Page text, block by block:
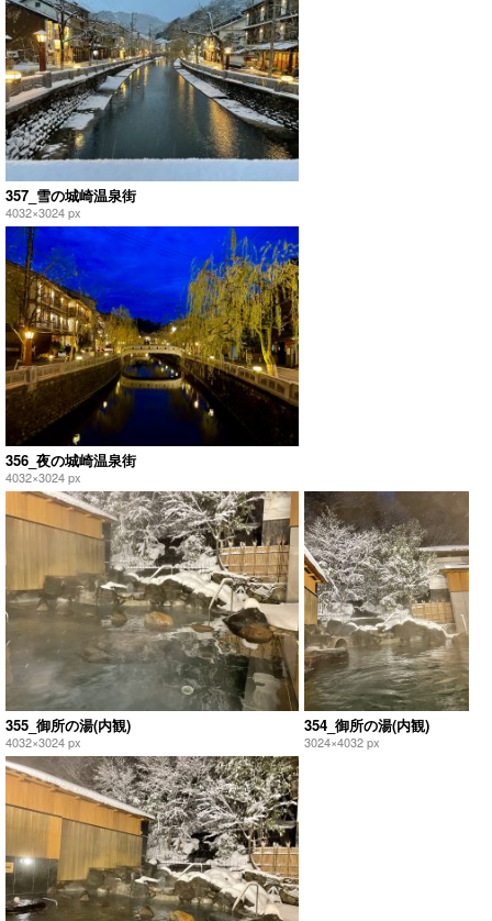
357_雪の城崎温泉街
4032×3024 px
356_夜の城崎温泉街
4032×3024 px
355_御所の湯(内観)
4032×3024 px
354_御所の湯(内観)
3024×4032 px